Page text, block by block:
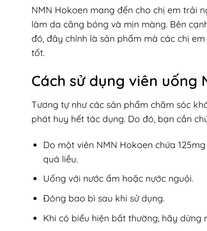
NMN Hokoen mang đến cho chị em trải
làm da căng bóng và mịn màng. Bên
đó, đây chính là sản phẩm mà các chị
tốt.
Cách sử dụng viên uống
Tương tự như các sản phẩm chăm sóc
phát huy hết tác dụng. Do đó, bạn cần
Do một viên NMN Hokoen chứa
quá liều.
Uống với nước ấm hoặc nước nguội.
Đóng bao bì sau khi sử dụng.
Khi có biểu hiện bất thường, hãy dừng